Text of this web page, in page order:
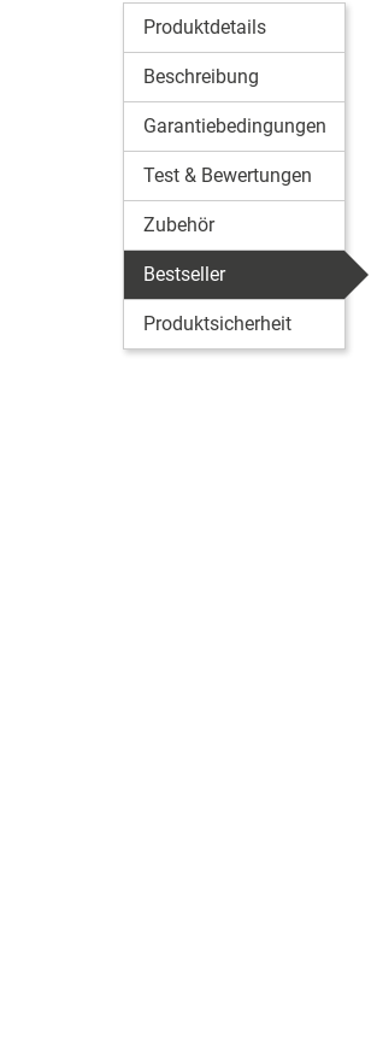
Produktdetails
Beschreibung
Garantiebedingungen
Test & Bewertungen
Zubehör
Bestseller
Produktsicherheit